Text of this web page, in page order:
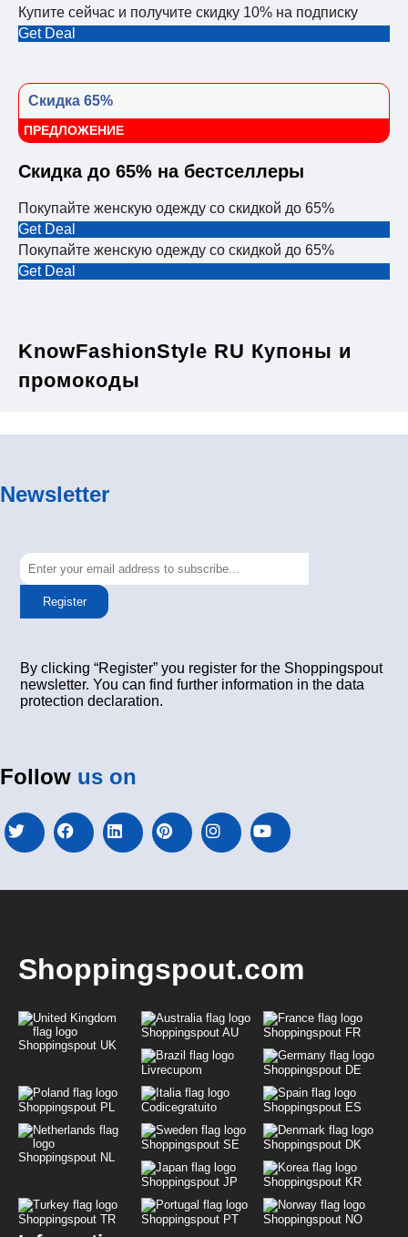
Купите сейчас и получите скидку 10% на подписку
Get Deal
Скидка 65%
ПРЕДЛОЖЕНИЕ
Скидка до 65% на бестселлеры
Покупайте женскую одежду со скидкой до 65%
Get Deal
Покупайте женскую одежду со скидкой до 65%
Get Deal
KnowFashionStyle RU Купоны и
промокоды
Newsletter
Register
By clicking “Register” you register for the Shoppingspout
newsletter. You can find further information in the data
protection declaration.
Follow us on
Shoppingspout.com
Shoppingspout UK
Shoppingspout AU Shoppingspout FR
Livrecupom Shoppingspout DE
Shoppingspout PL Codicegratuito Shoppingspout ES
Shoppingspout NL
Shoppingspout SE Shoppingspout DK
Shoppingspout JP Shoppingspout KR
Shoppingspout TR Shoppingspout PT Shoppingspout NO